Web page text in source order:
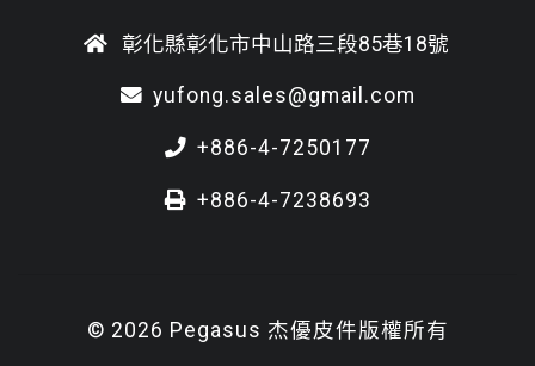
彰化縣彰化市中山路三段85巷18號
yufong.sales@gmail.com
+886-4-7250177
+886-4-7238693
© 2026 Pegasus 杰優皮件版權所有